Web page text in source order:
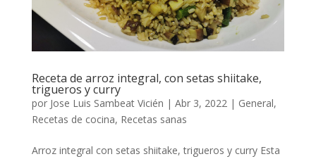
Receta de arroz integral, con setas shiitake,
trigueros y curry
por Jose Luis Sambeat Vicién | Abr 3, 2022| General,
Recetas de cocina, Recetas sanas
Arroz integral con setas shiitake, trigueros y curry Esta